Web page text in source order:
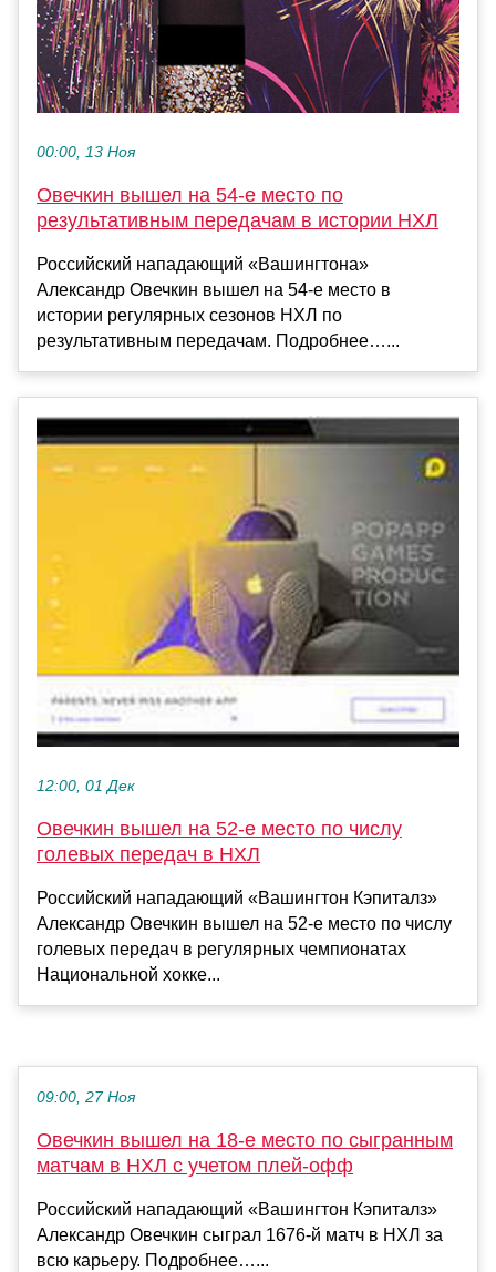
00:00, 13 Ноя
Овечкин вышел на 54‑е место по
результативным передачам в истории НХЛ
Российский нападающий «Вашингтона»
Александр Овечкин вышел на 54‑е место в
истории регулярных сезонов НХЛ по
результативным передачам. Подробнее…...
12:00, 01 Дек
Овечкин вышел на 52‑е место по числу
голевых передач в НХЛ
Российский нападающий «Вашингтон Кэпиталз»
Александр Овечкин вышел на 52‑е место по числу
голевых передач в регулярных чемпионатах
Национальной хокке...
09:00, 27 Ноя
Овечкин вышел на 18‑е место по сыгранным
матчам в НХЛ с учетом плей-офф
Российский нападающий «Вашингтон Кэпиталз»
Александр Овечкин сыграл 1676‑й матч в НХЛ за
всю карьеру. Подробнее…...